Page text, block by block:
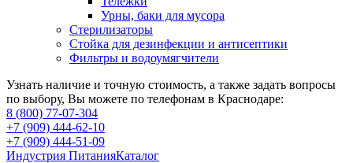
Урны, баки для мусора
Стерилизаторы
Стойка для дезинфекции и антисептики
Фильтры и водоумягчители
Узнать наличие и точную стоимость, а также задать вопросы
по выбору, Вы можете по телефонам в Краснодаре:
8 (800) 77-07-304
+7 (909) 444-62-10
+7 (909) 444-51-09
Индустрия ПитанияКаталог